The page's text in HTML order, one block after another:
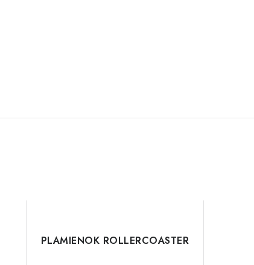
PLAMIENOK ROLLERCOASTER